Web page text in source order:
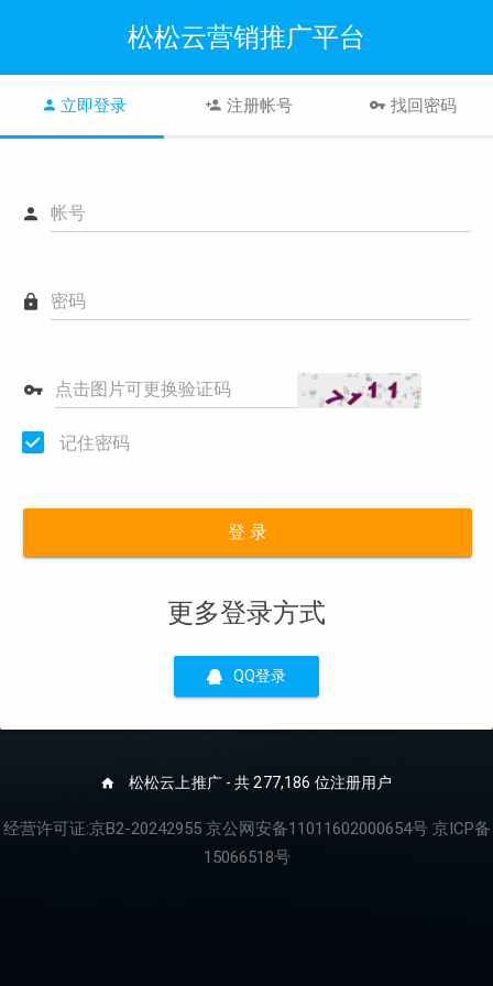
松松云营销推广平台
立即登录 注册帐号 找回密码
帐号
密码
点击图片可更换验证码
记住密码
登 录
更多登录方式
QQ登录
松松云上推广 - 共 277,186 位注册用户
经营许可证:京B2-20242955 京公网安备11011602000654号 京ICP备
15066518号